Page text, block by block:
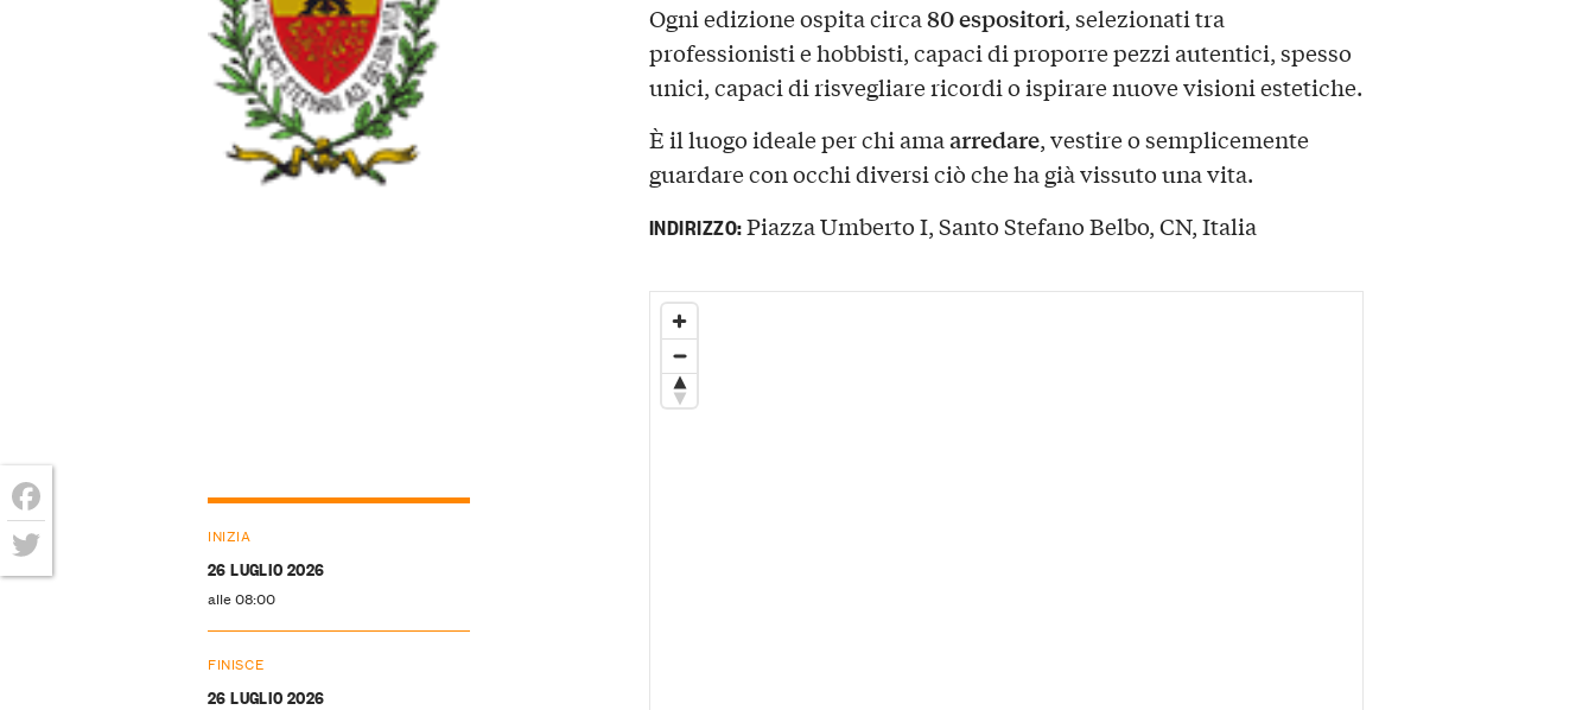
Ogni edizione ospita circa80 espositori, selezionati tra
professionisti e hobbisti, capaci di proporre pezzi autentici, spesso
unici, capaci di risvegliare ricordi o ispirare nuove visioni estetiche.
È il luogo ideale per chi amaarredare, vestire o semplicemente
guardare con occhi diversi ciò che ha già vissuto una vita.
INIZIA
26 LUGLIO 2026
alle 08:00
FINISCE
26 LUGLIO 2026
INDIRIZZO:Piazza Umberto I, Santo Stefano Belbo, CN, Italia
Facebook
Twitter